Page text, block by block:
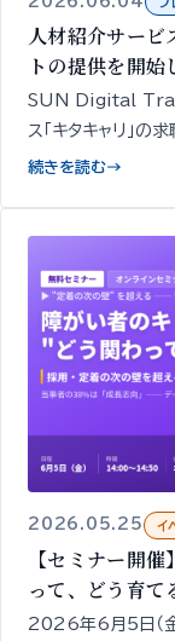
人材紹介サー
トの提供を開始
SUN Digital
ス「キタキャリ」
しました。簡易診断
続きを読む→
2026.05.25 イ
【セミナー開
って、どう育
2026年6月5日（